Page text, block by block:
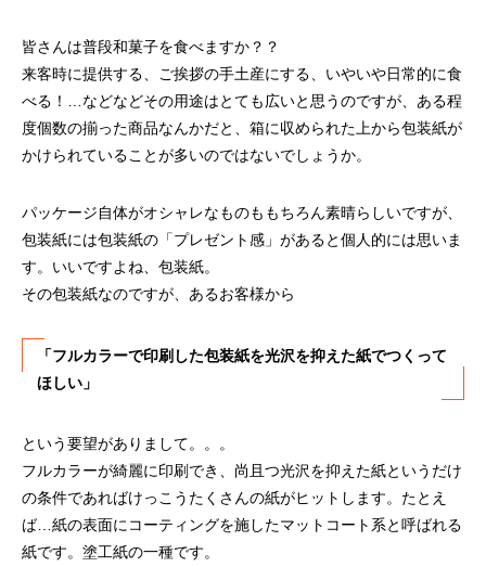
第53回青年経営者全国交流会 in 香川で
た！
2025.12.04 2023.05.25
皆さんは普段和菓子を食べますか？？
来客時に提供する、ご挨拶の手土産にする、いやいや日常的に食
べる！…などなどその用途はとても広いと思うのですが、ある程
度個数の揃った商品なんかだと、箱に収められた上から包装紙が
かけられていることが多いのではないでしょうか。
パッケージ自体がオシャレなものももちろん素晴らしいですが、
包装紙には包装紙の「プレゼント感」があると個人的には思いま
す。いいですよね、包装紙。
その包装紙なのですが、あるお客様から
「フルカラーで印刷した包装紙を光沢を抑えた紙でつくって
ほしい」
という要望がありまして。。。
フルカラーが綺麗に印刷でき、尚且つ光沢を抑えた紙というだけ
の条件であればけっこうたくさんの紙がヒットします。たとえ
ば…紙の表面にコーティングを施したマットコート系と呼ばれる
紙です。塗工紙の一種です。